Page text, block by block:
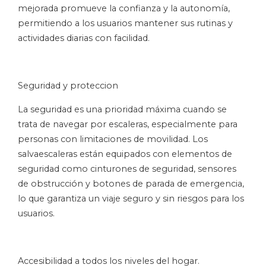
mejorada promueve la confianza y la autonomía,
permitiendo a los usuarios mantener sus rutinas y
actividades diarias con facilidad.
Seguridad y proteccion
La seguridad es una prioridad máxima cuando se
trata de navegar por escaleras, especialmente para
personas con limitaciones de movilidad. Los
salvaescaleras están equipados con elementos de
seguridad como cinturones de seguridad, sensores
de obstrucción y botones de parada de emergencia,
lo que garantiza un viaje seguro y sin riesgos para los
usuarios.
Accesibilidad a todos los niveles del hogar.